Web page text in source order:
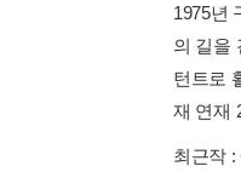
1975년
의 길을
턴트로
재 연재
최근작 :